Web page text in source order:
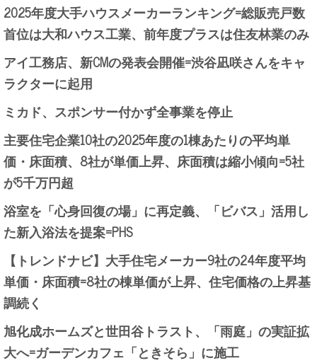
2025年度大手ハウスメーカーランキング=総販売戸数
首位は大和ハウス工業、前年度プラスは住友林業のみ
アイ工務店、新CMの発表会開催=渋谷凪咲さんをキャ
ラクターに起用
ミカド、スポンサー付かず全事業を停止
主要住宅企業10社の2025年度の1棟あたりの平均単
価・床面積、8社が単価上昇、床面積は縮小傾向=5社
が5千万円超
浴室を「心身回復の場」に再定義、「ビバス」活用し
た新入浴法を提案=PHS
【トレンドナビ】大手住宅メーカー9社の24年度平均
単価・床面積=8社の棟単価が上昇、住宅価格の上昇基
調続く
旭化成ホームズと世田谷トラスト、「雨庭」の実証拡
大へ=ガーデンカフェ「ときそら」に施工